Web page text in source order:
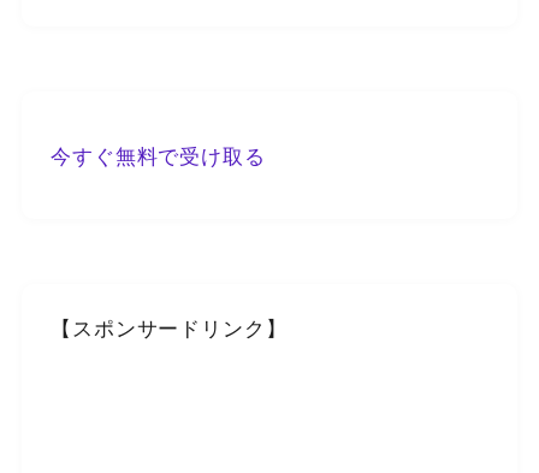
今すぐ無料で受け取る
【スポンサードリンク】